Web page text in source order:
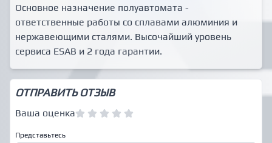
Основное назначение полуавтомата -
ответственные работы со сплавами алюминия и
нержавеющими сталями. Высочайший уровень
сервиса ESAB и 2 года гарантии.
ОТПРАВИТЬ ОТЗЫВ
Ваша оценка
Представьтесь